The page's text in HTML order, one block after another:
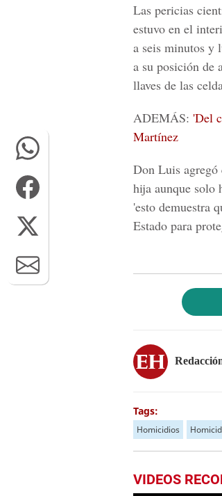
Las pericias
estuvo en el
a seis minutos y
a su posición de
llaves de las
ADEMÁS: 'Del
Martínez
Don Luis agregó
hija aunque solo
'esto demuestra
Estado para
Tags:
Homicidios
VIDEOS